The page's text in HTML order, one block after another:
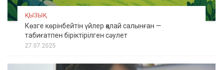
ҚЫЗЫҚ
Көзге көрінбейтін үйлер қалай салынған —
табиғатпен біріктірілген сәулет
27.07.2025